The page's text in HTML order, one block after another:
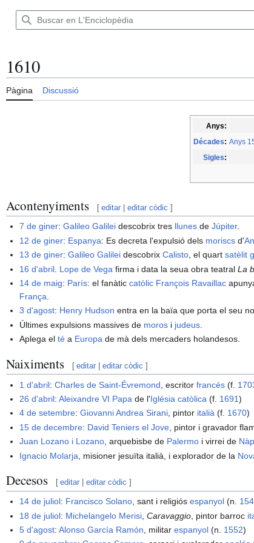
1610
Pàgina Discussió
Anys:
Décades: Anys
Sigles:
Acontenyiments [ editar |editar còdic ]
7 de giner:Galileo Galilei descobrix tres llunes deJúpiter.
12 de giner: Espanya: Es decreta l'expulsió dels moriscs d'
13 de giner:Galileo Galilei descobrixCalisto , el quartsatèlit
16 d'abril Lope de Vega firma i data la seua obra teatralLa
14 de maig: París: el fanàticcatòlic François Ravaillac
França
3 d'agost: Henry Hudson entra en la baïa que porta el seu
Últimes expulsions massives de moros i judeus
Aplega elté a Europa de mà dels mercaders holandesos.
Naiximents [ editar |editar còdic ]
1 d'abril:Charles de Saint-Évremond , escritorfrancés (f.
26 d'abril:Aleixandre VI Papa de l'Iglésia catòlica (f. 1691)
4 de setembre:Giovanni Andrea Sirani, pintor italià (f. 1670)
15 de decembre: David Teniers el Jove , pintor i gravador
Juan Lozano i Lozano, arquebisbe de Palermo i virrei de
Ignacio Molarja , misioner jesuïta italià, i explorador de la
Decesos [ editar |editar còdic ]
14 de juliol: Francisco Solano , sant i religiósespanyol (n.
18 de juliol: Michelangelo Merisi ,Caravaggio , pintor barroc
5 d'agost:Alonso García Ramón , militarespanyol (n. 1552)